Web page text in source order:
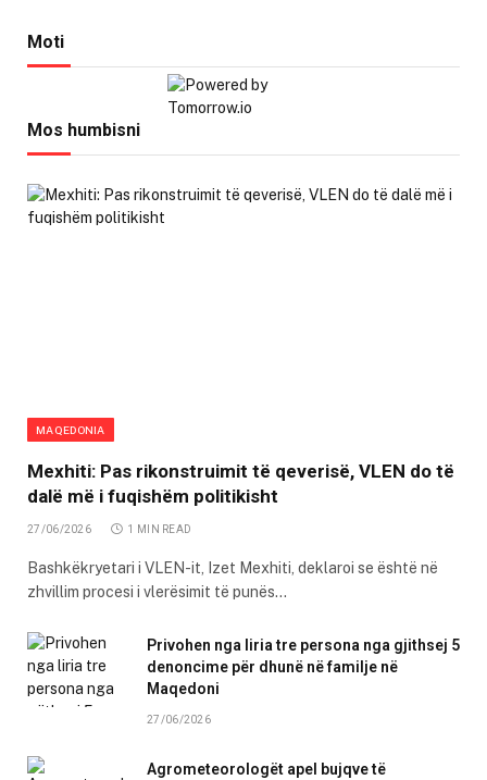
Moti
Mos humbisni
MAQEDONIA
Mexhiti: Pas rikonstruimit të qeverisë, VLEN do të
dalë më i fuqishëm politikisht
27/06/2026 1 MIN READ
Bashkëkryetari i VLEN-it, Izet Mexhiti, deklaroi se është në
zhvillim procesi i vlerësimit të punës…
Privohen nga liria tre persona nga gjithsej 5
denoncime për dhunë në familje në
Maqedoni
27/06/2026
Agrometeorologët apel bujqve të